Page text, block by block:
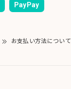
PayPay
お支払い方法について